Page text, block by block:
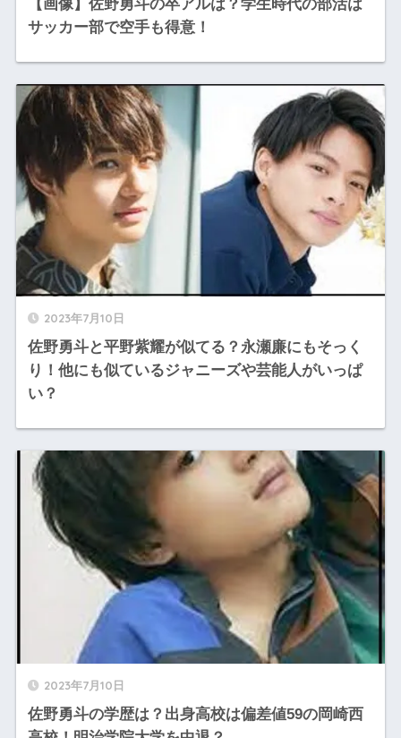
【画像】佐野勇斗の卒アルは？学生時代の部活は
サッカー部で空手も得意！
2023年7月10日
佐野勇斗と平野紫耀が似てる？永瀬廉にもそっく
り！他にも似ているジャニーズや芸能人がいっぱ
い？
2023年7月10日
佐野勇斗の学歴は？出身高校は偏差値59の岡崎西